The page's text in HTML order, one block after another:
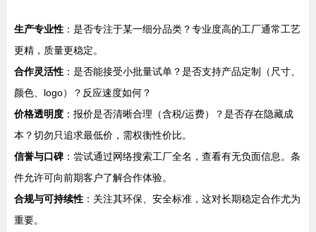
生产专业性 ：是否专注于某一细分品类？专业度高的工厂通常工艺
更精，质量更稳定。
合作灵活性 ：是否能接受小批量试单？是否支持产品定制（尺寸、
颜色、logo）？反应速度如何？
价格透明度 ：报价是否清晰合理（含税/运费）？是否存在隐藏成
本？切勿只追求最低价，需权衡性价比。
信誉与口碑 ：尝试通过网络搜索工厂全名，查看有无负面信息。条
件允许可向前期客户了解合作体验。
合规与可持续性 ：关注其环保、安全标准，这对长期稳定合作尤为
重要。